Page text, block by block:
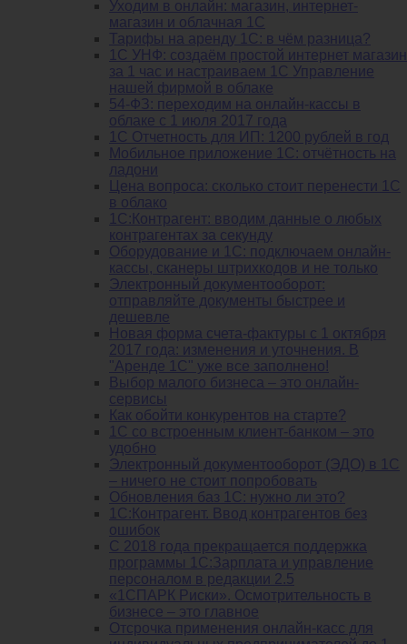
Уходим в онлайн: магазин, интернет-
магазин и облачная 1С
Тарифы на аренду 1С: в чём разница?
1С УНФ: создаём простой интернет магазин
за 1 час и настраиваем 1С Управление
нашей фирмой в облаке
54-ФЗ: переходим на онлайн-кассы в
облаке с 1 июля 2017 года
1С Отчетность для ИП: 1200 рублей в год
Мобильное приложение 1С: отчётность на
ладони
Цена вопроса: сколько стоит перенести 1С
в облако
1С:Контрагент: вводим данные о любых
контрагентах за секунду
Оборудование и 1С: подключаем онлайн-
кассы, сканеры штрихкодов и не только
Электронный документооборот:
отправляйте документы быстрее и
дешевле
Новая форма счета-фактуры с 1 октября
2017 года: изменения и уточнения. В
"Аренде 1С" уже все заполнено!
Выбор малого бизнеса – это онлайн-
сервисы
Как обойти конкурентов на старте?
1C со встроенным клиент-банком – это
удобно
Электронный документооборот (ЭДО) в 1С
– ничего не стоит попробовать
Обновления баз 1С: нужно ли это?
1С:Контрагент. Ввод контрагентов без
ошибок
С 2018 года прекращается поддержка
программы 1С:Зарплата и управление
персоналом в редакции 2.5
«1СПАРК Риски». Осмотрительность в
бизнесе – это главное
Отсрочка применения онлайн-касс для